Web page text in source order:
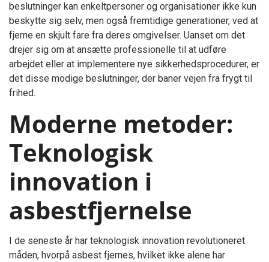
beslutninger kan enkeltpersoner og organisationer ikke kun
beskytte sig selv, men også fremtidige generationer, ved at
fjerne en skjult fare fra deres omgivelser. Uanset om det
drejer sig om at ansætte professionelle til at udføre
arbejdet eller at implementere nye sikkerhedsprocedurer, er
det disse modige beslutninger, der baner vejen fra frygt til
frihed.
Moderne metoder:
Teknologisk
innovation i
asbestfjernelse
I de seneste år har teknologisk innovation revolutioneret
måden, hvorpå asbest fjernes, hvilket ikke alene har